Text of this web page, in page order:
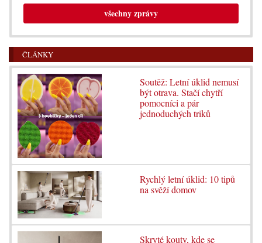
všechny zprávy
ČLÁNKY
Soutěž: Letní úklid nemusí
být otrava. Stačí chytří
pomocníci a pár
jednoduchých triků
Rychlý letní úklid: 10 tipů
na svěží domov
Skryté kouty, kde se